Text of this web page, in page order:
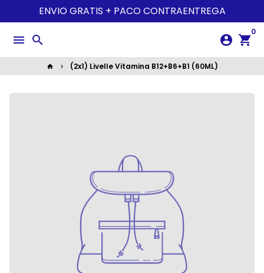
directamente
contenido
ENVIO GRATIS + PACO CONTRAENTREGA
menu search account_circle shopping_cart
0
home keyboard_arrow_right (2x1) Livelle Vitamina B12+B6+B1 (60ML)